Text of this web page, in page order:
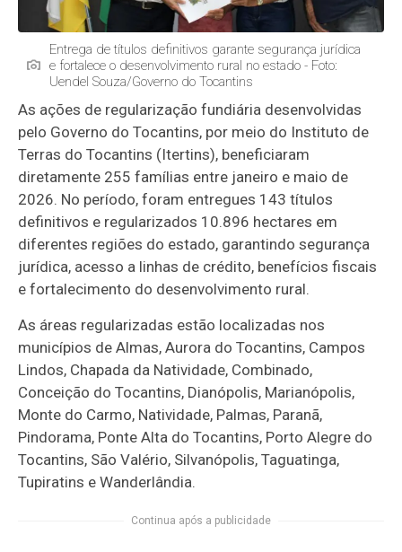
Entrega de títulos definitivos garante segurança jurídica
e fortalece o desenvolvimento rural no estado - Foto:
Uendel Souza/Governo do Tocantins
As ações de regularização fundiária desenvolvidas
pelo Governo do Tocantins, por meio do Instituto de
Terras do Tocantins (Itertins), beneficiaram
diretamente 255 famílias entre janeiro e maio de
2026. No período, foram entregues 143 títulos
definitivos e regularizados 10.896 hectares em
diferentes regiões do estado, garantindo segurança
jurídica, acesso a linhas de crédito, benefícios fiscais
e fortalecimento do desenvolvimento rural.
As áreas regularizadas estão localizadas nos
municípios de Almas, Aurora do Tocantins, Campos
Lindos, Chapada da Natividade, Combinado,
Conceição do Tocantins, Dianópolis, Marianópolis,
Monte do Carmo, Natividade, Palmas, Paranã,
Pindorama, Ponte Alta do Tocantins, Porto Alegre do
Tocantins, São Valério, Silvanópolis, Taguatinga,
Tupiratins e Wanderlândia.
Continua após a publicidade